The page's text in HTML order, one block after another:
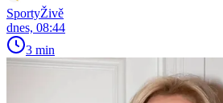
SportyŽivě
dnes, 08:44
3 min